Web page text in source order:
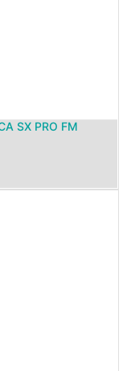
SX PRO FM